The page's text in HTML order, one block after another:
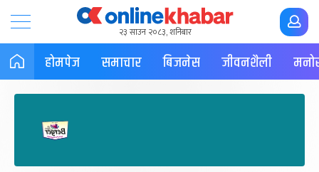
२३ साउन २०८३, शनिबार
होमपेज समाचार बिजनेस जीवनशैली